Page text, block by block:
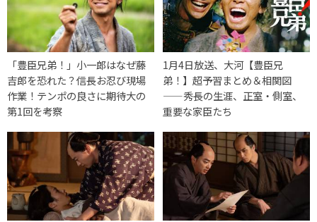
「豊臣兄弟！」小一郎はなぜ藤
吉郎を恐れた？信長お忍び現場
作業！テンポの良さに期待大の
第1回を考察
1月4日放送、大河【豊臣兄
弟！】超予習まとめ＆相関図
——秀長の生涯、正室・側室、
重要な家臣たち